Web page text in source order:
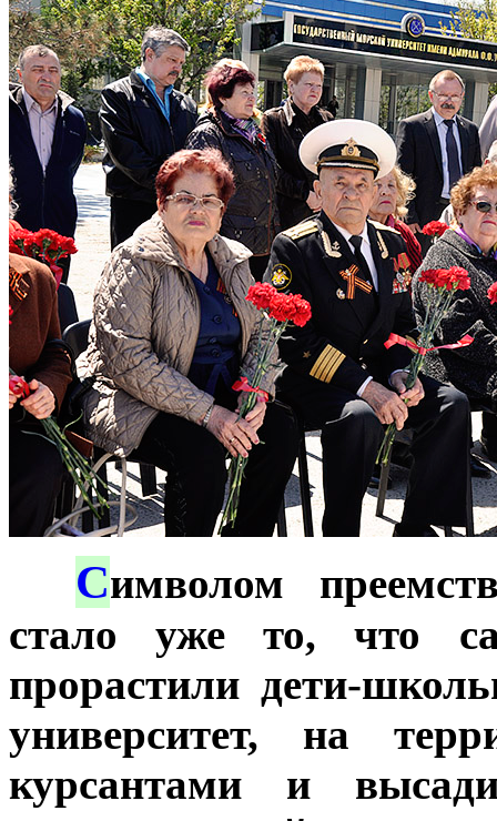
Символом
стало уже то, что
прорастили дети-
университет, на
курсантами и